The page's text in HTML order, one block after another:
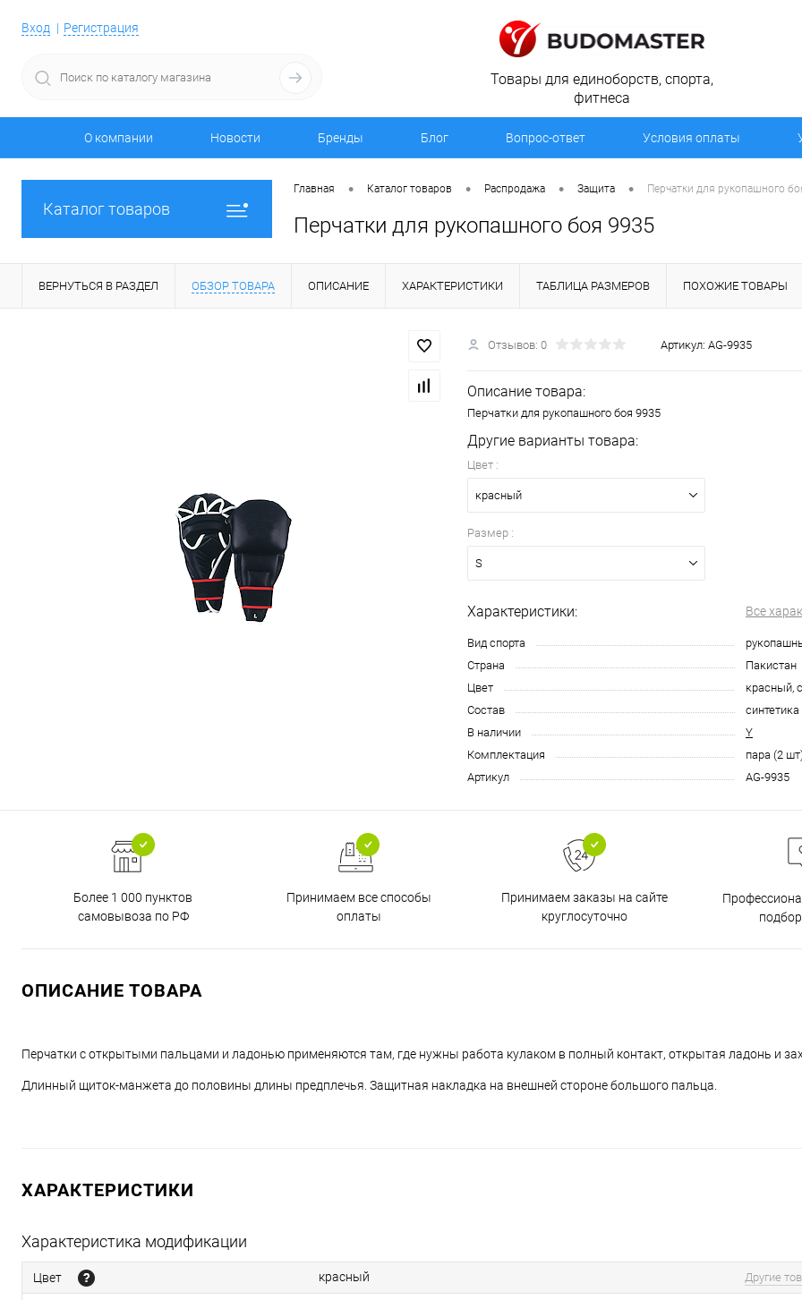
Вход Регистрация
Товары для единоборств, спорта,
фитнеса
О компании Новости Бренды Блог Вопрос-ответ Условия оплаты
Каталог товаров
Главная • Каталог товаров • Распродажа • Защита • Перчатки для рукопашного
Перчатки для рукопашного боя 9935
ВЕРНУТЬСЯ В РАЗДЕЛ ОБЗОР ТОВАРА ОПИСАНИЕ ХАРАКТЕРИСТИКИ ТАБЛИЦА РАЗМЕРОВ ПОХОЖИЕ ТОВАРЫ
Отзывов: 0 Артикул: AG-9935
Описание товара:
Перчатки для рукопашного боя 9935
Другие варианты товара:
Цвет :
красный
Размер :
S
Характеристики: Все
Вид спорта
Страна
Пакистан
Цвет
красный,
Состав
синтетика
В наличии
Y
Комплектация
пара (2
Артикул
AG-9935
Более 1 000 пунктов
самовывоза по РФ
Принимаем все способы
оплаты
Принимаем заказы на сайте
круглосуточно
ОПИСАНИЕ ТОВАРА
Перчатки с открытыми пальцами и ладонью применяются там, где нужны работа кулаком в полный контакт, открытая ладонь и
Длинный щиток-манжета до половины длины предплечья. Защитная накладка на внешней стороне большого пальца.
ХАРАКТЕРИСТИКИ
Характеристика модификации
Цвет красный Другие